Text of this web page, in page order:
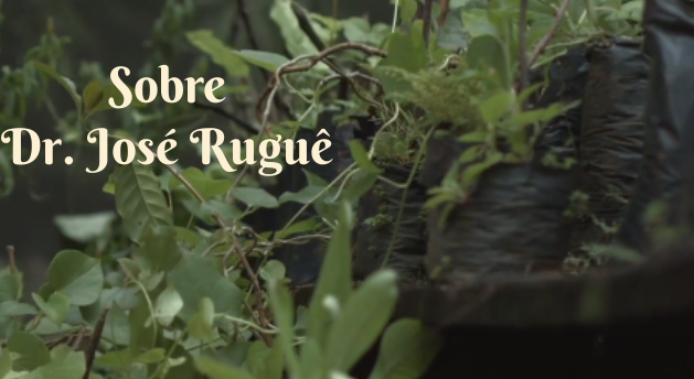
Sobre
Dr. José Ruguê